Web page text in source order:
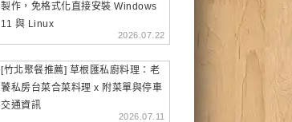
製作，免格式化直接安裝 Windows
11 與 Linux
2026.07.22
[竹北聚餐推薦] 草根匯私廚料理：老
饕私房台菜合菜料理 x 附菜單與停車
交通資訊
2026.07.11